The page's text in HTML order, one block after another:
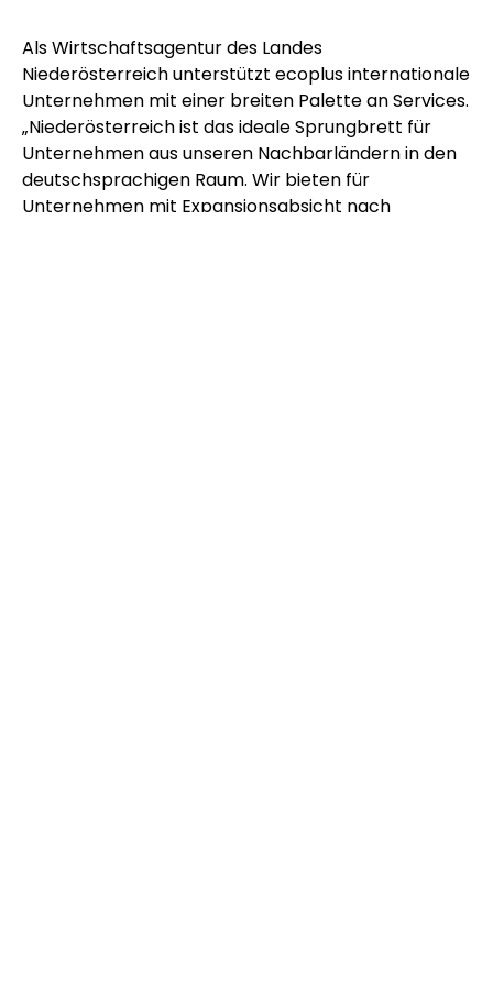
Als Wirtschaftsagentur des Landes
Niederösterreich unterstützt ecoplusinternationale
Unternehmen mit einer breiten Palette an Services.
„Niederösterreich ist das ideale Sprungbrett für
Unternehmen aus unseren Nachbarländern in den
deutschsprachigen Raum. Wir bieten für
Unternehmen mit Expansionsabsicht nach